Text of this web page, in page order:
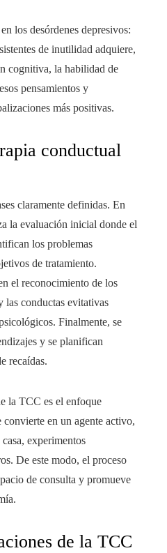
los desórdenes depresivos:
de inutilidad adquiere,
cognitiva, la habilidad de
pensamientos y
más positivas.
conductual
claramente definidas. En
la evaluación inicial donde el
los problemas
de tratamiento.
el reconocimiento de los
las conductas evitativas
Finalmente, se
y se planifican
recaídas.
la TCC es el enfoque
en un agente activo,
experimentos
De este modo, el proceso
de consulta y promueve
de la TCC